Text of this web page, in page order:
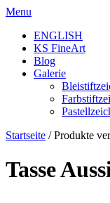
Skip
content
Menu
ENGLISH
KS FineArt
Blog
Galerie
Startseite / Produkte
Tasse